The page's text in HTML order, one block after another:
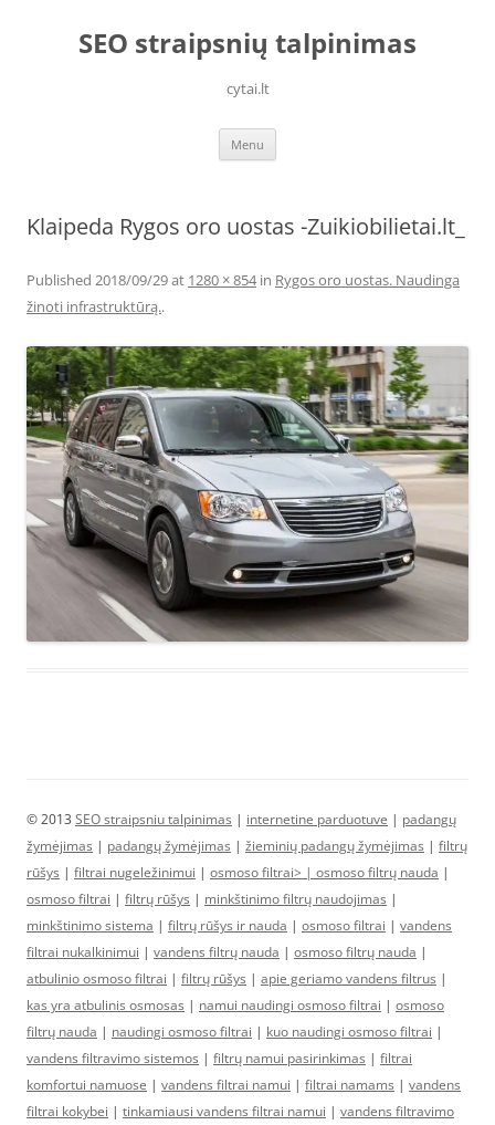
contentSEO straipsnių talpinimas
cytai.lt
Menu
Klaipeda Rygos oro uostas -Zuikiobilietai.lt_
Published 2018/09/29at 1280 × 854in Rygos oro uostas. Naudinga
žinoti infrastruktūrą..
© 2013 SEO straipsniu talpinimas | internetine parduotuve | padangų
žymėjimas | padangų žymėjimas | žieminių padangų žymėjimas | filtrų
rūšys | filtrai nugeležinimui | osmoso filtrai> | osmoso filtrų nauda |
osmoso filtrai | filtrų rūšys | minkštinimo filtrų naudojimas |
minkštinimo sistema | filtrų rūšys ir nauda | osmoso filtrai | vandens
filtrai nukalkinimui | vandens filtrų nauda | osmoso filtrų nauda |
atbulinio osmoso filtrai | filtrų rūšys | apie geriamo vandens filtrus |
kas yra atbulinis osmosas | namui naudingi osmoso filtrai | osmoso
filtrų nauda | naudingi osmoso filtrai | kuo naudingi osmoso filtrai |
vandens filtravimo sistemos | filtrų namui pasirinkimas | filtrai
komfortui namuose | vandens filtrai namui | filtrai namams | vandens
filtrai kokybei | tinkamiausi vandens filtrai namui | vandens filtravimo